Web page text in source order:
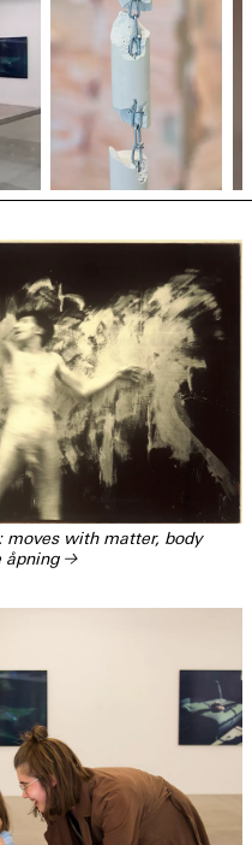
moves with matter, body
åpning →